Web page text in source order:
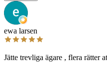
ewa larsen
Jätte trevliga ägare , flera rätter